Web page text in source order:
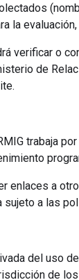
la
verificar o
de
trabaja
enlaces a
sujeto a las
del uso
de